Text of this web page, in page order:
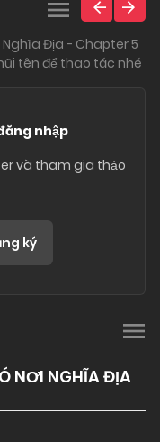
Địa - Chapter 5
tên để thao tác nhé
nhập
và tham gia thảo
ký
NƠI NGHĨA ĐỊA